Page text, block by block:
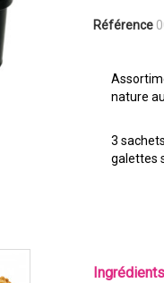
Référence
nature
3
galettes
Ingrédients